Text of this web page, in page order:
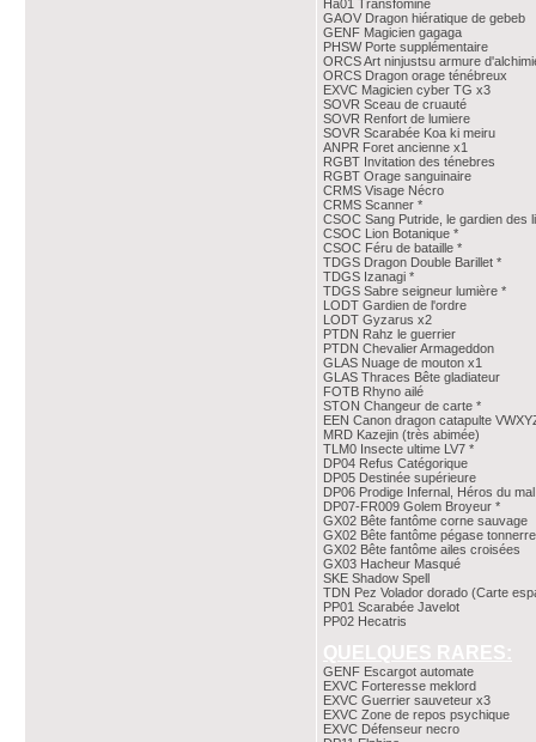
Ha01 Transfomine
GAOV Dragon hiératique de gebeb
GENF Magicien gagaga
PHSW Porte supplémentaire
ORCS Art ninjustsu armure
ORCS Dragon orage ténébreux
EXVC Magicien cyber TG x3
SOVR Sceau de cruauté
SOVR Renfort de lumiere
SOVR Scarabée Koa ki meiru
ANPR Foret ancienne x1
RGBT Invitation des ténebres
RGBT Orage sanguinaire
CRMS Visage Nécro
CRMS Scanner *
CSOC Sang Putride, le gardien des
CSOC Lion Botanique *
CSOC Féru de bataille *
TDGS Dragon Double Barillet *
TDGS Izanagi *
TDGS Sabre seigneur lumière *
LODT Gardien de l'ordre
LODT Gyzarus x2
PTDN Rahz le guerrier
PTDN Chevalier Armageddon
GLAS Nuage de mouton x1
GLAS Thraces Bête gladiateur
FOTB Rhyno ailé
STON Changeur de carte *
EEN Canon dragon catapulte
MRD Kazejin (très abimée)
TLM0 Insecte ultime LV7 *
DP04 Refus Catégorique
DP05 Destinée supérieure
DP06 Prodige Infernal, Héros du mal
DP07-FR009 Golem Broyeur *
GX02 Bête fantôme corne sauvage
GX02 Bête fantôme pégase tonnerre
GX02 Bête fantôme ailes croisées
GX03 Hacheur Masqué
SKE Shadow Spell
TDN Pez Volador dorado (Carte
PP01 Scarabée Javelot
PP02 Hecatris
QUELQUES RARES:
GENF Escargot automate
EXVC Forteresse meklord
EXVC Guerrier sauveteur x3
EXVC Zone de repos psychique
EXVC Défenseur necro